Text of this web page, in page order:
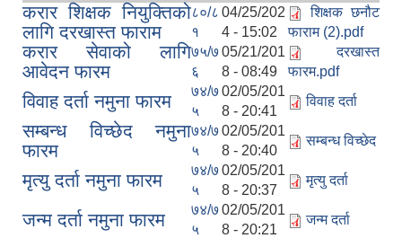
करार शिक्षक नियुक्तिको
लागि दरखास्त फाराम
८०/८
१
04/25/202
4 - 15:02
शिक्षक छनौट
फाराम (2).pdf
करार सेवाको लागि
आवेदन फारम
७५/७
६
05/21/201
8 - 08:49
दरखास्त
फारम.pdf
विवाह दर्ता नमुना फारम
७४/७
५
02/05/201
8 - 20:41
विवाह दर्ता
सम्बन्ध विच्छेद नमुना
फारम
७४/७
५
02/05/201
8 - 20:40
सम्बन्ध विच्छेद
मृत्यु दर्ता नमुना फारम
७४/७
५
02/05/201
8 - 20:37
मृत्यु दर्ता
जन्म दर्ता नमुना फारम
७४/७
५
02/05/201
8 - 20:21
जन्म दर्ता